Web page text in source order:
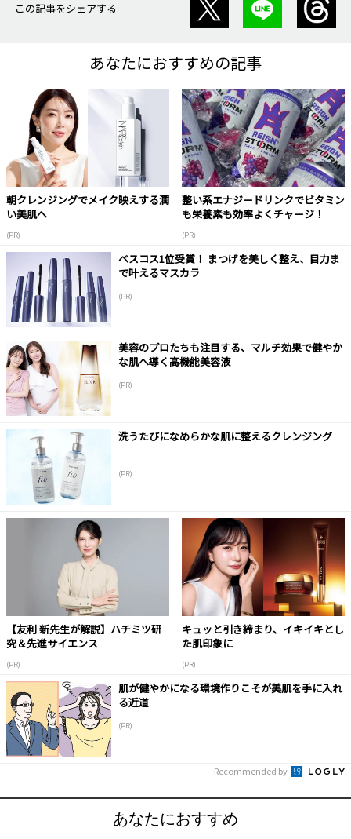
この記事をシェアする
あなたにおすすめの記事
朝クレンジングでメイク映えする潤
い美肌へ
(PR)
整い系エナジードリンクでビタミン
も栄養素も効率よくチャージ！
(PR)
ベスコス1位受賞！ まつげを美しく整え、目力ま
で叶えるマスカラ
(PR)
美容のプロたちも注目する、マルチ効果で健やか
な肌へ導く高機能美容液
(PR)
洗うたびになめらかな肌に整えるクレンジング
(PR)
【友利 新先生が解説】ハチミツ研
究＆先進サイエンス
(PR)
キュッと引き締まり、イキイキとし
た肌印象に
(PR)
肌が健やかになる環境作りこそが美肌を手に入れ
る近道
(PR)
Recommended by
あなたにおすすめ